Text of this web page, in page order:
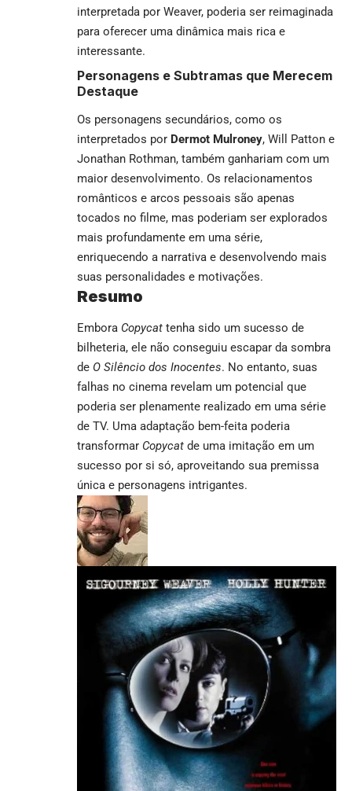
interpretada por Weaver, poderia ser reimaginada
para oferecer uma dinâmica mais rica e
interessante.
Personagens e Subtramas que Merecem
Destaque
Os personagens secundários, como os
interpretados por Dermot Mulroney, Will Patton e
Jonathan Rothman, também ganhariam com um
maior desenvolvimento. Os relacionamentos
românticos e arcos pessoais são apenas
tocados no filme, mas poderiam ser explorados
mais profundamente em uma série,
enriquecendo a narrativa e desenvolvendo mais
suas personalidades e motivações.
Resumo
Embora Copycat tenha sido um sucesso de
bilheteria, ele não conseguiu escapar da sombra
de O Silêncio dos Inocentes. No entanto, suas
falhas no cinema revelam um potencial que
poderia ser plenamente realizado em uma série
de TV. Uma adaptação bem-feita poderia
transformar Copycat de uma imitação em um
sucesso por si só, aproveitando sua premissa
única e personagens intrigantes.